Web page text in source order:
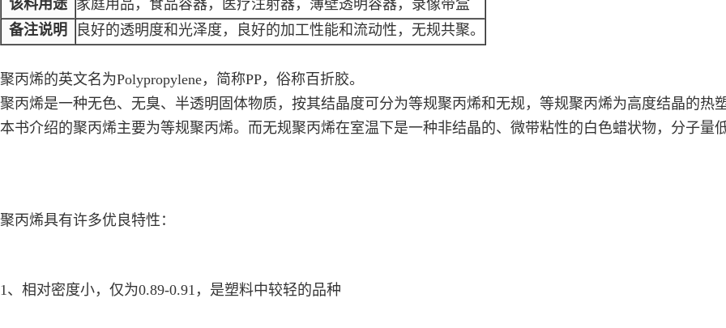
该料用途 家庭用品，食品容器，医疗注射器，薄壁透明容器，录像带盒
备注说明
良好的透明度和光泽度，良好的加工性能和流动性，无规共聚。
聚丙烯的英文名为Polypropylene，简称PP，俗称百折胶。
聚丙烯是一种无色、无臭、半透明固体物质，按其结晶度可分为等规聚丙烯和无规，等规聚丙烯为高度结晶的热
本书介绍的聚丙烯主要为等规聚丙烯。而无规聚丙烯在室温下是一种非结晶的、微带粘性的白色蜡状物，分子量
聚丙烯具有许多优良特性：
1、相对密度小，仅为0.89-0.91，是塑料中较轻的品种